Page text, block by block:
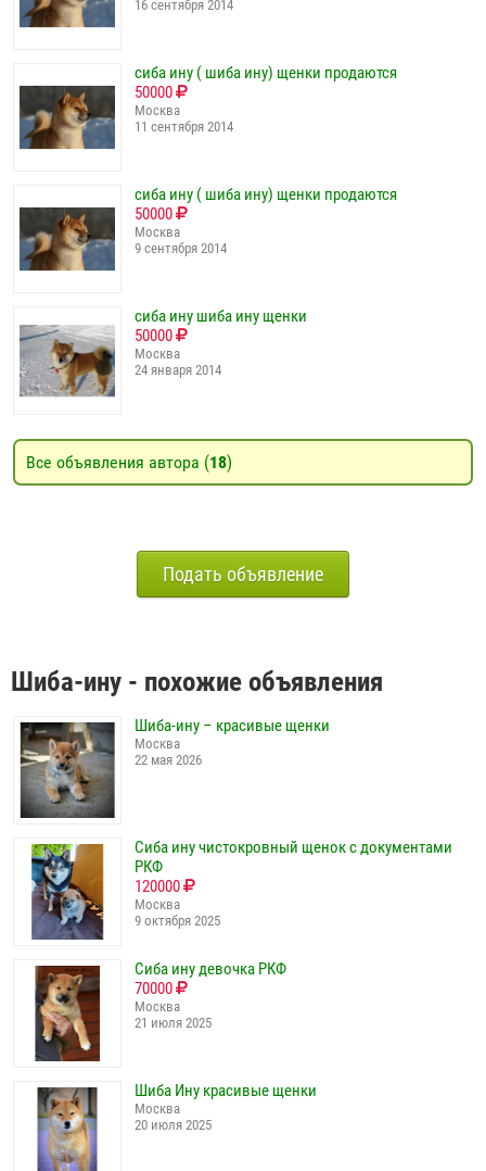
16 сентября 2014
сиба ину ( шиба ину) щенки продаются
50000
Москва
11 сентября 2014
сиба ину ( шиба ину) щенки продаются
50000
Москва
9 сентября 2014
сиба ину шиба ину щенки
50000
Москва
24 января 2014
Все объявления автора (18)
Подать объявление
Шиба-ину - похожие объявления
Шиба-ину – красивые щенки
Москва
22 мая 2026
Сиба ину чистокровный щенок с документами
РКФ
120000
Москва
9 октября 2025
Сиба ину девочка РКФ
70000
Москва
21 июля 2025
Шиба Ину красивые щенки
Москва
20 июля 2025